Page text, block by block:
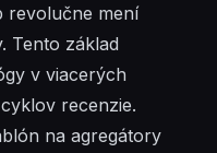
revolučne mení
Tento základ
v viacerých
recenzie.
na agregátory